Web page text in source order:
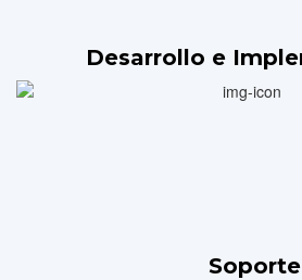
Desarrollo e
Soporte